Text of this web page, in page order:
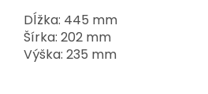
Dĺžka: 445 mm
Šírka: 202 mm
Výška: 235 mm